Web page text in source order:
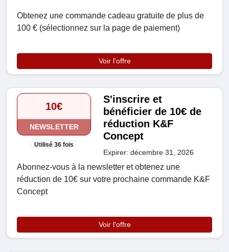
Obtenez une commande cadeau gratuite de plus de
100 € (sélectionnez sur la page de paiement)
Voir l'offre
10€
NEWSLETTER
Utilisé 36 fois
S'inscrire et
bénéficier de 10€ de
réduction K&F
Concept
Expirer: décembre 31, 2026
Abonnez-vous à la newsletter et obtenez une
réduction de 10€ sur votre prochaine commande K&F
Concept
Voir l'offre